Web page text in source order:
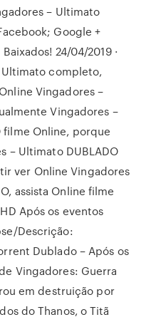
– Ultimato
Google +
24/04/2019 ·
completo,
Vingadores –
Vingadores –
filme Online, porque
– Ultimato DUBLADO
ver Online Vingadores
assista Online filme
Após os eventos
Descrição:
Dublado – Após os
Vingadores: Guerra
em destruição por
do Thanos, o Titã